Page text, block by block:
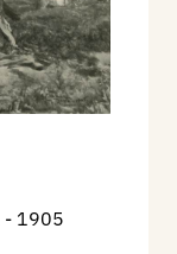
- 1905